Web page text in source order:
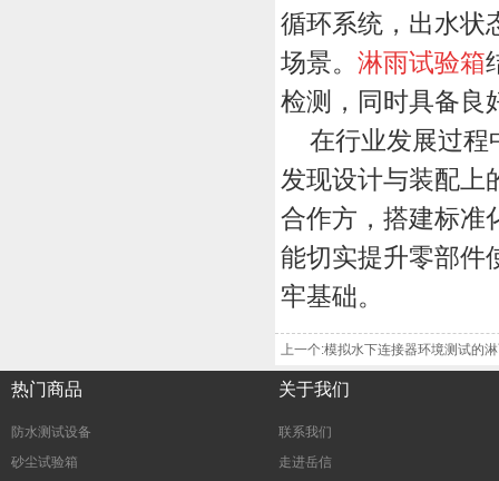
循环系统，出水状
场景。 淋雨试验箱
检测，同时具备良
在行业发展过程
发现设计与装配上
合作方，搭建标准
能切实提升零部件
牢基础。
上一个:模拟水下连接器环境测试的
热门商品
防水测试设备
砂尘试验箱
关于我们
联系我们
走进岳信